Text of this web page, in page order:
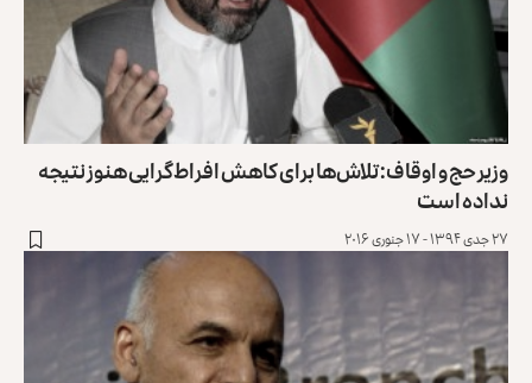
وزیر حج و اوقاف: تلاش‌ها برای کاهش افراط‌گرایی هنوز نتیجه
نداده است
۲۷ جدی ۱۳۹۴ - ۱۷ جنوری ۲۰۱۶